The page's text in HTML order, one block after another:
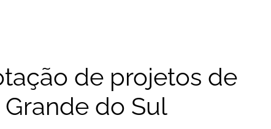
de projetos de
do Sul